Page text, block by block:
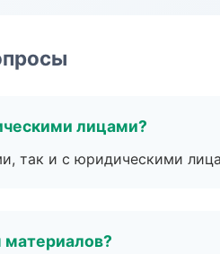
лицами?
так и с юридическими